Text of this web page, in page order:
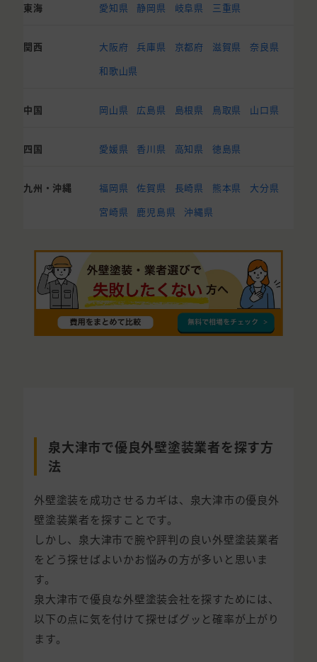
東海 愛知県 静岡県 岐阜県 三重県
関西 大阪府 兵庫県 京都府 滋賀県
奈良県
和歌山県
中国 岡山県 広島県 島根県 鳥取県 山口県
四国 愛媛県 香川県 高知県 徳島県
九州・沖縄 福岡県 佐賀県 長崎県 熊本県
大分県
宮崎県
鹿児島県 沖縄県
泉大津市で優良外壁塗装業者を探す方
法
外壁塗装を成功させるカギは、泉大津市の優良外
壁塗装業者を探すことです。
しかし、泉大津市で腕や評判の良い外壁塗装業者
をどう探せばよいかお悩みの方が多いと思いま
す。
泉大津市で優良な外壁塗装会社を探すためには、
以下の点に気を付けて探せばグッと確率が上がり
ます。